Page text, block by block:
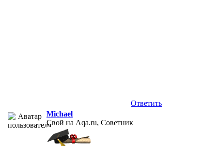
Ответить
Michael
Свой на Aqa.ru, Советник